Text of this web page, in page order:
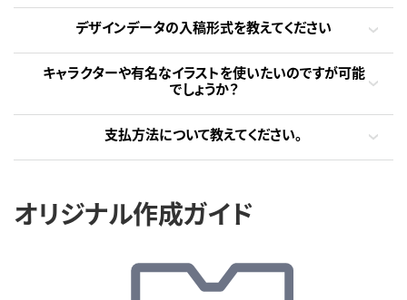
デザインデータの入稿形式を教えてください
キャラクターや有名なイラストを使いたいのですが可能
でしょうか？
支払方法について教えてください。
オリジナル作成ガイド